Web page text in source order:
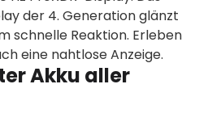
der 4. Generation glänzt
schnelle Reaktion. Erleben
eine nahtlose Anzeige.
Akku aller